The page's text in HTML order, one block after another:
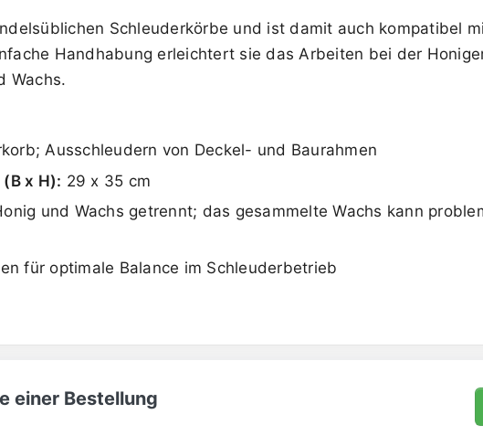
Schleuderkörbe und ist damit auch kompatibel
Handhabung erleichtert sie das Arbeiten bei der
Wachs.
Ausschleudern von Deckel- und Baurahmen
x H): 29 x 35 cm
und Wachs getrennt; das gesammelte Wachs kann
für optimale Balance im Schleuderbetrieb
einer Bestellung